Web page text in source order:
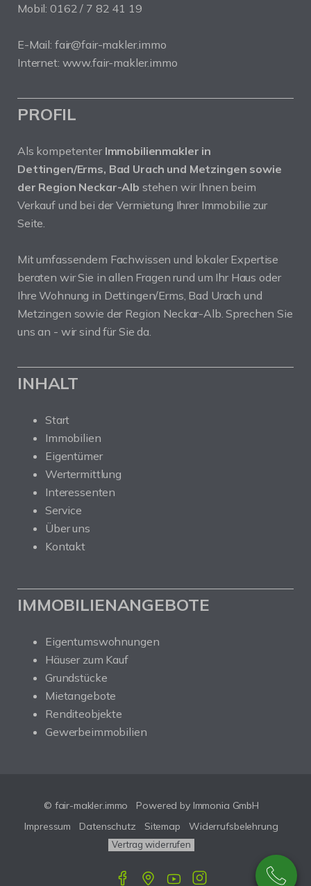
Mobil: 0162 / 7 82 41 19
E-Mail: fair@fair-makler.immo
Internet: www.fair-makler.immo
PROFIL
Als kompetenter Immobilienmakler in
Dettingen/Erms, Bad Urach und Metzingen sowie
der Region Neckar-Alb stehen wir Ihnen beim
Verkauf und bei der Vermietung Ihrer Immobilie zur
Seite.
Mit umfassendem Fachwissen und lokaler Expertise
beraten wir Sie in allen Fragen rund um Ihr Haus oder
Ihre Wohnung in Dettingen/Erms, Bad Urach und
Metzingen sowie der Region Neckar-Alb. Sprechen Sie
uns an - wir sind für Sie da.
INHALT
Start
Immobilien
Eigentümer
Wertermittlung
Interessenten
Service
Über uns
Kontakt
IMMOBILIENANGEBOTE
Eigentumswohnungen
Häuser zum Kauf
Grundstücke
Mietangebote
Renditeobjekte
Gewerbeimmobilien
© fair-makler.immo
Powered by Immonia GmbH
Impressum
Datenschutz Sitemap Widerrufsbelehrung
Vertrag widerrufen